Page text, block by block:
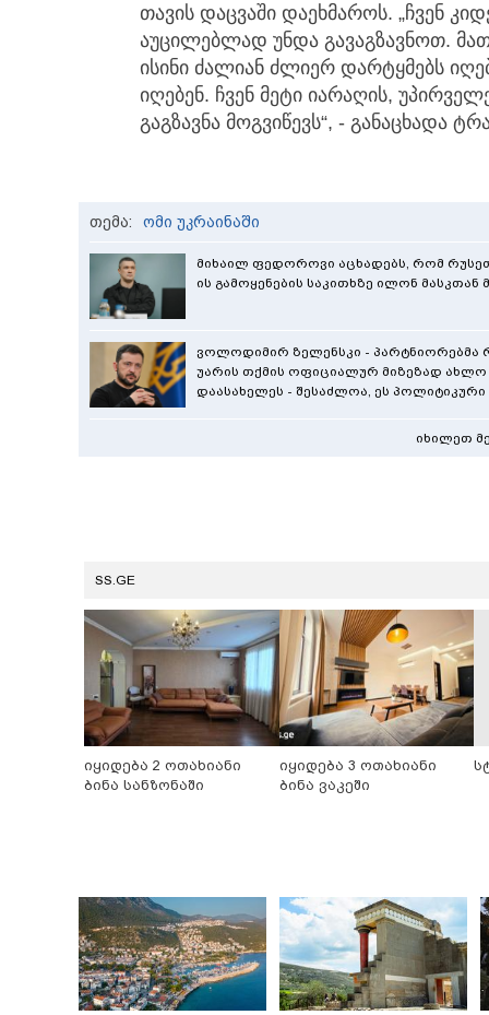
თავის დაცვაში დაეხმაროს. „ჩვენ
აუცილებლად უნდა გავაგზავნოთ.
ისინი ძალიან ძლიერ დარტყმებს
იღებენ. ჩვენ მეტი იარაღის,
გაგზავნა მოგვიწევს“, - განაცხადა
თემა: ომი უკრაინაში
მიხაილ ფედოროვი აცხადებს, რომ
ის გამოყენების საკითხზე ილონ
ვოლოდიმირ ზელენსკი - პარტნიორებმა
უარის თქმის ოფიციალურ მიზეზად
დაასახელეს - შესაძლოა, ეს პოლიტიკური
იხილეთ
SS.GE
იყიდება 2 ოთახიანი
ბინა სანზონაში
იყიდება 3 ოთახიანი
ბინა ვაკეში